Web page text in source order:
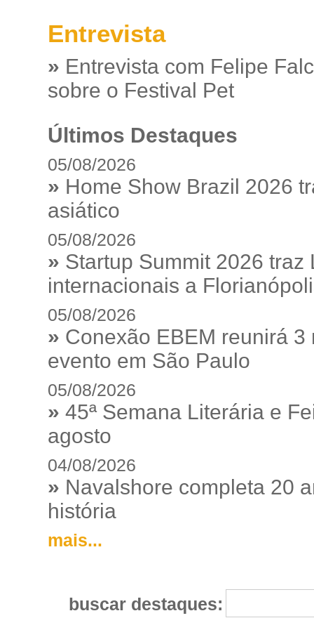
Entrevista
» Entrevista com Felipe
sobre o Festival Pet
Últimos Destaques
05/08/2026
» Home Show Brazil 2026
asiático
05/08/2026
» Startup Summit 2026
internacionais a
05/08/2026
» Conexão EBEM reunirá
evento em São Paulo
05/08/2026
» 45ª Semana Literária e
agosto
04/08/2026
» Navalshore completa 20
história
mais...
buscar destaques: